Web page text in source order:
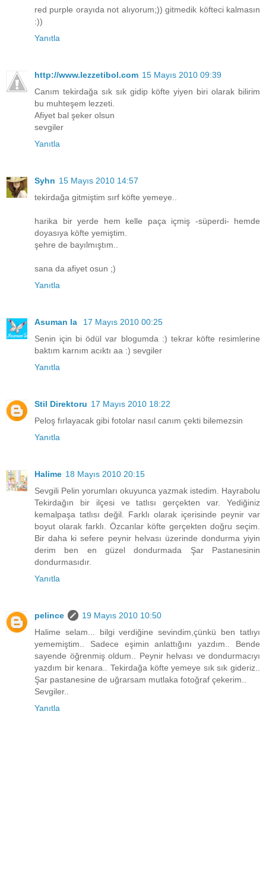
red purple orayıda not alıyorum;)) gitmedik köfteci kalmasın
:))
Yanıtla
http://www.lezzetibol.com 15 Mayıs 2010 09:39
Canım tekirdağa sık sık gidip köfte yiyen biri olarak bilirim
bu muhteşem lezzeti.
Afiyet bal şeker olsun
sevgiler
Yanıtla
Syhn 15 Mayıs 2010 14:57
tekirdağa gitmiştim sırf köfte yemeye..
harika bir yerde hem kelle paça içmiş -süperdi- hemde
doyasıya köfte yemiştim.
şehre de bayılmıştım..
sana da afiyet osun ;)
Yanıtla
Asuman la
17 Mayıs 2010 00:25
Senin için bi ödül var blogumda :) tekrar köfte resimlerine
baktım karnım acıktı aa :) sevgiler
Yanıtla
Stil Direktoru 17 Mayıs 2010 18:22
Peloş fırlayacak gibi fotolar nasıl canım çekti bilemezsin
Yanıtla
Halime 18 Mayıs 2010 20:15
Sevgili Pelin yorumları okuyunca yazmak istedim. Hayrabolu
Tekirdağın bir ilçesi ve tatlısı gerçekten var. Yediğiniz
kemalpaşa tatlısı değil. Farklı olarak içerisinde peynir var
boyut olarak farklı. Özcanlar köfte gerçekten doğru seçim.
Bir daha ki sefere peynir helvası üzerinde dondurma yiyin
derim ben en güzel dondurmada Şar Pastanesinin
dondurmasıdır.
Yanıtla
pelince
19 Mayıs 2010 10:50
Halime selam... bilgi verdiğine sevindim,çünkü ben tatlıyı
yememiştim.. Sadece eşimin anlattığını yazdım.. Bende
sayende öğrenmiş oldum.. Peynir helvası ve dondurmacıyı
yazdım bir kenara.. Tekirdağa köfte yemeye sık sık gideriz..
Şar pastanesine de uğrarsam mutlaka fotoğraf çekerim..
Sevgiler..
Yanıtla